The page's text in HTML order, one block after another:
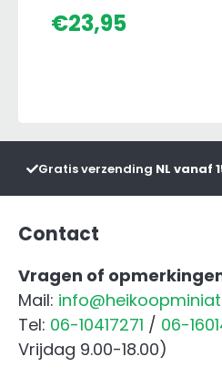
€23,95
Gratis verzending NL vanaf
Contact
Vragen of
Mail:
Tel: 06-10417271 / 06-
Vrijdag 9.00-18.00)